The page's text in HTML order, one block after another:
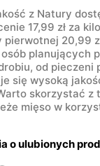
z Natury
17,99 zł za
pierwotnej 20,99
planujących
od pieczeni
się wysoką
skorzystać z
mięso w
o ulubionych